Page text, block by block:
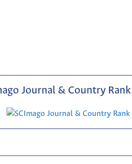
Journal & Country Rank